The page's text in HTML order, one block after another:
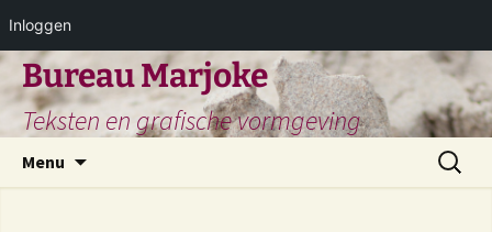
Inloggen
Ga
naar
inhoud
Bureau Marjoke
Teksten en grafische vormgeving
Menu
Zoeken
naar: